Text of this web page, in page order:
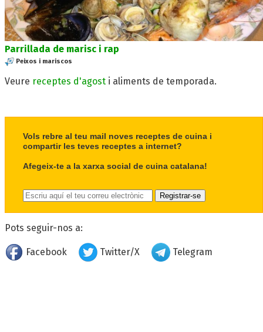
Parrillada de marisc i rap
Peixos i mariscos
Veure receptes d'agost i aliments de temporada.
Vols rebre al teu mail noves receptes de cuina i
compartir les teves receptes a internet?
Afegeix-te a la xarxa social de cuina catalana!
Pots seguir-nos a:
Facebook Twitter/X Telegram